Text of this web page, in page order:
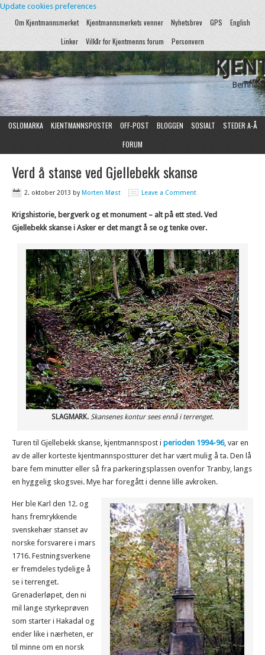
Update cookies preferences
Om Kjentmannsmerket Kjentmannsmerkets venner Nyhetsbrev GPS
English
Linker
Vilkår for Kjentmenns forum Personvern
OSLOMARKA KJENTMANNSPOSTER OFF-POST BLOGGEN SOSIALT
STEDER A-Å
FORUM
Verd å stanse ved Gjellebekk skanse
2. oktober 2013 byMorten Møst Leave a Comment
Krigshistorie, bergverk og et monument – alt på ett sted. Ved
Gjellebekk skanse i Asker er det mangt å se og tenke over.
SLAGMARK. Skansenes kontur sees ennå i terrenget.
Turen til Gjellebekk skanse, kjentmannspost i perioden 1994-96, var en
av de aller korteste kjentmannspostturer det har vært mulig å ta. Den lå
bare fem minutter eller så fra parkeringsplassen ovenfor Tranby, langs
en hyggelig skogsvei. Mye har foregått i denne lille avkroken.
Her ble Karl den 12. og
hans fremrykkende
svenskehær stanset av
norske forsvarere i mars
1716. Festningsverkene
er fremdeles tydelige å
se i terrenget.
Grenaderløpet, den ni
mil lange styrkeprøven
som starter i Hakadal og
ender like i nærheten, er
til minne om en norsk